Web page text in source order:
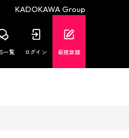
KADOKAWA Group
一覧 ログイン 新規登録